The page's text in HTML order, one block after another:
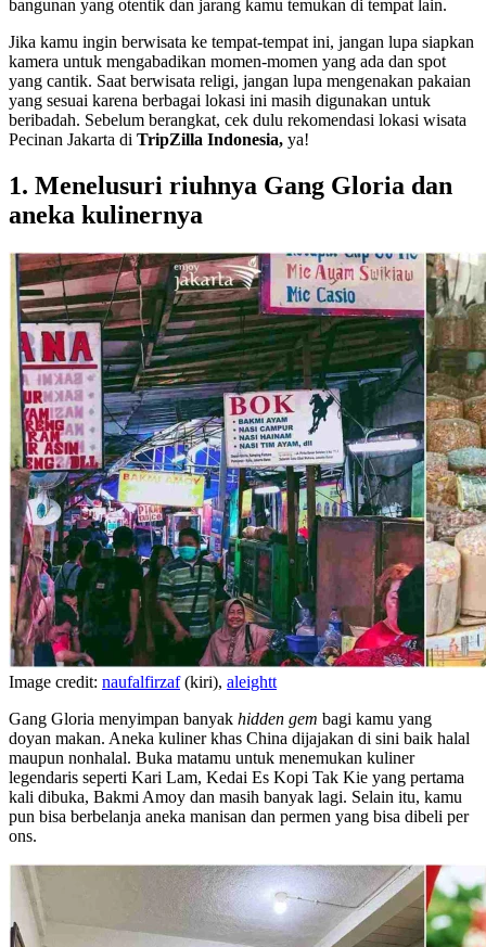
bangunan yang otentik dan jarang kamu temukan di tempat lain.
Jika kamu ingin berwisata ke tempat-tempat ini, jangan lupa siapkan
kamera untuk mengabadikan momen-momen yang ada dan spot
yang cantik. Saat berwisata religi, jangan lupa mengenakan pakaian
yang sesuai karena berbagai lokasi ini masih digunakan untuk
beribadah. Sebelum berangkat, cek dulu rekomendasi lokasi wisata
Pecinan Jakarta di TripZilla Indonesia, ya!
1. Menelusuri riuhnya Gang Gloria dan
aneka kulinernya
Image credit: naufalfirzaf(kiri), aleightt
Gang Gloria menyimpan banyak hidden gem bagi kamu yang
doyan makan. Aneka kuliner khas China dijajakan di sini baik halal
maupun nonhalal. Buka matamu untuk menemukan kuliner
legendaris seperti Kari Lam, Kedai Es Kopi Tak Kie yang pertama
kali dibuka, Bakmi Amoy dan masih banyak lagi. Selain itu, kamu
pun bisa berbelanja aneka manisan dan permen yang bisa dibeli per
ons.